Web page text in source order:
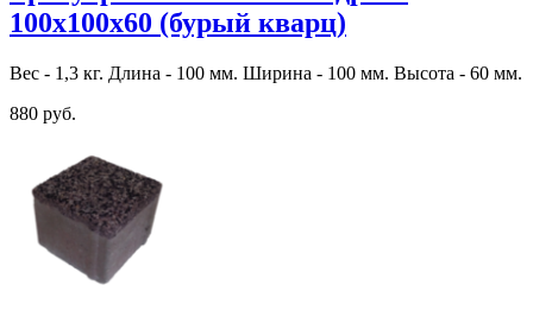
100х100х60 (бурый кварц)
Вес - 1,3 кг. Длина - 100 мм. Ширина - 100 мм. Высота - 60 мм.
880 руб.